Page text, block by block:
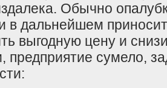
Обычно
в дальнейшем
выгодную цену и
предприятие сумело,